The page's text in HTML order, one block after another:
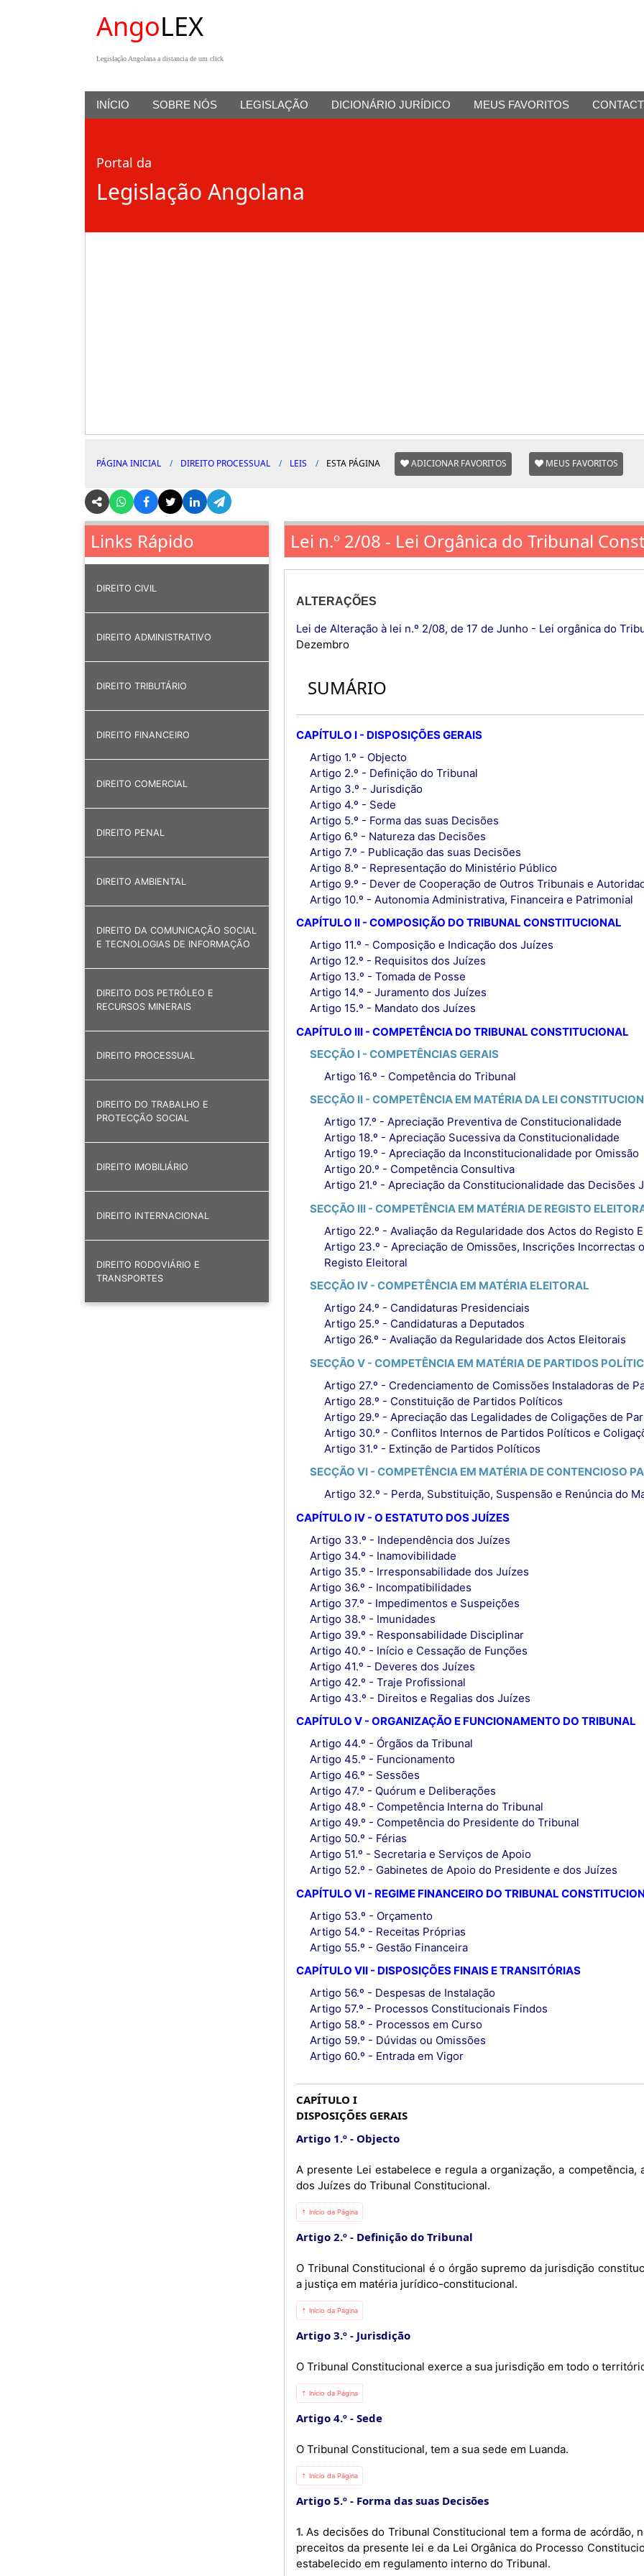
AngoLEX
Legislação Angolana a distancia de um click
INÍCIO SOBRE NÓS LEGISLAÇÃO DICIONÁRIO JURÍDICO MEUS FAVORITOS
Portal da
Legislação Angolana
PÁGINA INICIAL DIREITO PROCESSUAL LEIS ESTA PÁGINA ADICIONAR FAVORITOS MEUS FAVORITOS
Links Rápido
DIREITO CIVIL
DIREITO ADMINISTRATIVO
DIREITO TRIBUTÁRIO
DIREITO FINANCEIRO
DIREITO COMERCIAL
DIREITO PENAL
DIREITO AMBIENTAL
DIREITO DA COMUNICAÇÃO SOCIAL
E TECNOLOGIAS DE INFORMAÇÃO
DIREITO DOS PETRÓLEO E
RECURSOS MINERAIS
DIREITO PROCESSUAL
DIREITO DO TRABALHO E
PROTECÇÃO SOCIAL
DIREITO IMOBILIÁRIO
DIREITO INTERNACIONAL
DIREITO RODOVIÁRIO E
TRANSPORTES
Lei n.º 2/08 - Lei Orgânica do Tribunal
ALTERAÇÕES
Lei de Alteração à lei n.º 2/08, de 17 de Junho - Lei orgânica do
Dezembro
SUMÁRIO
CAPÍTULO I - DISPOSIÇÕES GERAIS
Artigo 1.º - Objecto
Artigo 2.º - Definição do Tribunal
Artigo 3.º - Jurisdição
Artigo 4.º - Sede
Artigo 5.º - Forma das suas Decisões
Artigo 6.º - Natureza das Decisões
Artigo 7.º - Publicação das suas Decisões
Artigo 8.º - Representação do Ministério Público
Artigo 9.º - Dever de Cooperação de Outros Tribunais e
Artigo 10.º - Autonomia Administrativa, Financeira e Patrimonial
CAPÍTULO II - COMPOSIÇÃO DO TRIBUNAL CONSTITUCIONAL
Artigo 11.º - Composição e Indicação dos Juízes
Artigo 12.º - Requisitos dos Juízes
Artigo 13.º - Tomada de Posse
Artigo 14.º - Juramento dos Juízes
Artigo 15.º - Mandato dos Juízes
CAPÍTULO III - COMPETÊNCIA DO TRIBUNAL CONSTITUCIONAL
SECÇÃO I - COMPETÊNCIAS GERAIS
Artigo 16.º - Competência do Tribunal
SECÇÃO II - COMPETÊNCIA EM MATÉRIA DA LEI
Artigo 17.º - Apreciação Preventiva de Constitucionalidade
Artigo 18.º - Apreciação Sucessiva da Constitucionalidade
Artigo 19.º - Apreciação da Inconstitucionalidade por Omissão
Artigo 20.º - Competência Consultiva
Artigo 21.º - Apreciação da Constitucionalidade das Decisões
SECÇÃO III - COMPETÊNCIA EM MATÉRIA DE REGISTO
Artigo 22.º - Avaliação da Regularidade dos Actos do Registo
Artigo 23.º - Apreciação de Omissões, Inscrições Incorrectas
Registo Eleitoral
SECÇÃO IV - COMPETÊNCIA EM MATÉRIA ELEITORAL
Artigo 24.º - Candidaturas Presidenciais
Artigo 25.º - Candidaturas a Deputados
Artigo 26.º - Avaliação da Regularidade dos Actos Eleitorais
SECÇÃO V - COMPETÊNCIA EM MATÉRIA DE PARTIDOS
Artigo 27.º - Credenciamento de Comissões Instaladoras de
Artigo 28.º - Constituição de Partidos Políticos
Artigo 29.º - Apreciação das Legalidades de Coligações de
Artigo 30.º - Conflitos Internos de Partidos Políticos e
Artigo 31.º - Extinção de Partidos Políticos
SECÇÃO VI - COMPETÊNCIA EM MATÉRIA DE CONTENCIOSO
Artigo 32.º - Perda, Substituição, Suspensão e Renúncia do
CAPÍTULO IV - O ESTATUTO DOS JUÍZES
Artigo 33.º - Independência dos Juízes
Artigo 34.º - Inamovibilidade
Artigo 35.º - Irresponsabilidade dos Juízes
Artigo 36.º - Incompatibilidades
Artigo 37.º - Impedimentos e Suspeições
Artigo 38.º - Imunidades
Artigo 39.º - Responsabilidade Disciplinar
Artigo 40.º - Início e Cessação de Funções
Artigo 41.º - Deveres dos Juízes
Artigo 42.º - Traje Profissional
Artigo 43.º - Direitos e Regalias dos Juízes
CAPÍTULO V - ORGANIZAÇÃO E FUNCIONAMENTO DO TRIBUNAL
Artigo 44.º - Órgãos da Tribunal
Artigo 45.º - Funcionamento
Artigo 46.º - Sessões
Artigo 47.º - Quórum e Deliberações
Artigo 48.º - Competência Interna do Tribunal
Artigo 49.º - Competência do Presidente do Tribunal
Artigo 50.º - Férias
Artigo 51.º - Secretaria e Serviços de Apoio
Artigo 52.º - Gabinetes de Apoio do Presidente e dos Juízes
CAPÍTULO VI - REGIME FINANCEIRO DO TRIBUNAL
Artigo 53.º - Orçamento
Artigo 54.º - Receitas Próprias
Artigo 55.º - Gestão Financeira
CAPÍTULO VII - DISPOSIÇÕES FINAIS E TRANSITÓRIAS
Artigo 56.º - Despesas de Instalação
Artigo 57.º - Processos Constitucionais Findos
Artigo 58.º - Processos em Curso
Artigo 59.º - Dúvidas ou Omissões
Artigo 60.º - Entrada em Vigor
CAPÍTULO I
DISPOSIÇÕES GERAIS
Artigo 1.º
Objecto
A presente Lei estabelece e regula a organização, a
dos Juízes do Tribunal Constitucional.
⇡ Início da Página
Artigo 2.º Definição do Tribunal
O Tribunal Constitucional é o órgão supremo da jurisdição
a justiça em matéria jurídico-constitucional.
⇡ Início da Página
Artigo 3.º Jurisdição
O Tribunal Constitucional exerce a sua jurisdição em todo o
⇡ Início da Página
Artigo 4.º Sede
O Tribunal Constitucional, tem a sua sede em Luanda.
⇡ Início da Página
Artigo 5.º Forma das suas Decisões
1. As decisões do Tribunal Constitucional tem a forma de acórdão, nos termos do Código de Processo Civil, dos
preceitos da presente lei e da Lei Orgânica do Processo
estabelecido em regulamento interno do Tribunal.